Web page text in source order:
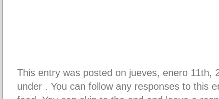
This entry was posted on jueves, enero 11th,
under . You can follow any responses to this